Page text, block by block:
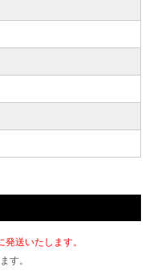
送いたします。
す。